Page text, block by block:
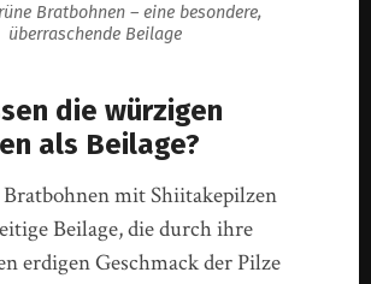
Bratbohnen – eine besondere,
überraschende Beilage
die würzigen
als Beilage?
mit Shiitakepilzen
Beilage, die durch ihre
erdigen Geschmack der Pilze